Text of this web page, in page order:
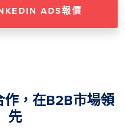
ADS報價
作，在B2B市場領
先